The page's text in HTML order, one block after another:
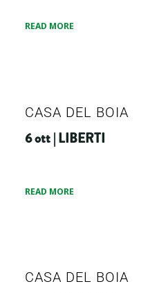
READ MORE
CASA DEL BOIA
6 ott | LIBERTI
READ MORE
CASA DEL BOIA